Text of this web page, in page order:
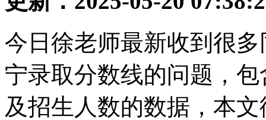
今日徐老师最新收到很
宁录取分数线的问题，
及招生人数的数据，本